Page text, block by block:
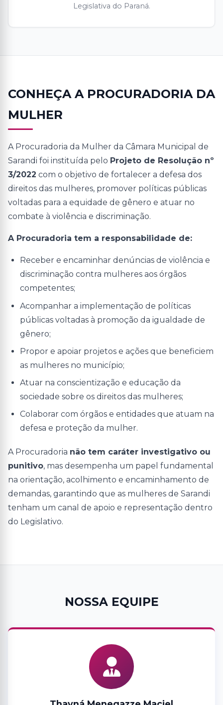
Legislativa do Paraná.
CONHEÇA A PROCURADORIA DA
MULHER
A Procuradoria da Mulher da Câmara Municipal de
Sarandi foi instituída pelo Projeto de Resolução nº
3/2022 com o objetivo de fortalecer a defesa dos
direitos das mulheres, promover políticas públicas
voltadas para a equidade de gênero e atuar no
combate à violência e discriminação.
A Procuradoria tem a responsabilidade de:
Receber e encaminhar denúncias de violência e
discriminação contra mulheres aos órgãos
competentes;
Acompanhar a implementação de políticas
públicas voltadas à promoção da igualdade de
gênero;
Propor e apoiar projetos e ações que beneficiem
as mulheres no município;
Atuar na conscientização e educação da
sociedade sobre os direitos das mulheres;
Colaborar com órgãos e entidades que atuam na
defesa e proteção da mulher.
A Procuradoria não tem caráter investigativo ou
punitivo, mas desempenha um papel fundamental
na orientação, acolhimento e encaminhamento de
demandas, garantindo que as mulheres de Sarandi
tenham um canal de apoio e representação dentro
do Legislativo.
NOSSA EQUIPE